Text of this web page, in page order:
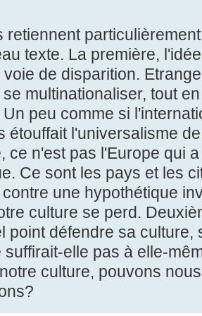
retiennent
texte. La première,
de disparition.
multinationaliser, tout
peu comme si
étouffait l'universalisme
ce n'est pas l'Europe qui
Ce sont les pays et les
une hypothétique
culture se perd.
point défendre sa culture,
suffirait-elle pas à elle-
culture, pouvons